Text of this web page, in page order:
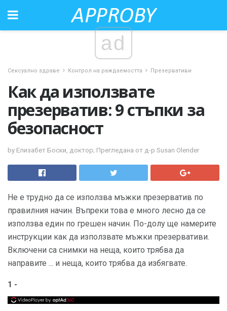
ad
Сексуално здраве Контрол на раждаемостта Презервативи
Как да използвате
презерватив: 9 стъпки за
безопасност
by Елизабет Боски, доктор; Прегледана от д-р Susan Olender
Не е трудно да се използва мъжки презерватив по
правилния начин. Въпреки това е много лесно да се
използва един по грешен начин. По-долу ще намерите
инструкции как да използвате мъжки презервативи.
Включени са снимки на неща, които трябва да
направите ... и неща, които трябва да избягвате.
1 -